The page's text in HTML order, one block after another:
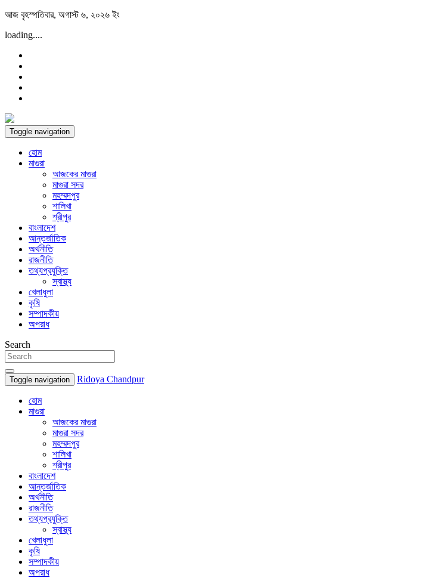
Skip
content
আজ বৃহস্পতিবার, অগাস্ট ৬, ২০২৬ ইং
loading....
Toggle navigation
হোম
মাগুরা
আজকের মাগুরা
মাগুরা সদর
মহম্মদপুর
শালিখা
শ্রীপুর
বাংলাদেশ
আন্তর্জাতিক
অর্থনীতি
রাজনীতি
তথ্যপ্রযুক্তি
স্বাস্থ্য
খেলাধুলা
কৃষি
সম্পাদকীয়
অপরাধ
Search
Toggle navigation Ridoya Chandpur
হোম
মাগুরা
আজকের মাগুরা
মাগুরা সদর
মহম্মদপুর
শালিখা
শ্রীপুর
বাংলাদেশ
আন্তর্জাতিক
অর্থনীতি
রাজনীতি
তথ্যপ্রযুক্তি
স্বাস্থ্য
খেলাধুলা
কৃষি
সম্পাদকীয়
অপরাধ